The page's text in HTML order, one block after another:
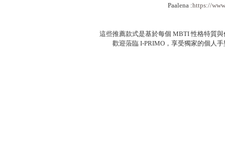
Paalena :https://
這些推薦款式是基於每個 MBTI 性格特質
歡迎蒞臨 I-PRIMO，享受獨家的個人